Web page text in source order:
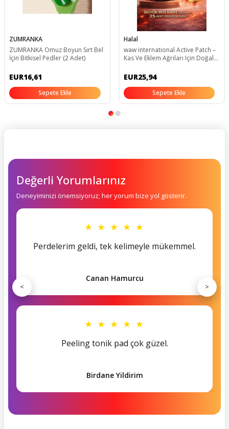
ZUMRANKA
ZUMRANKA Omuz Boyun Sırt Bel
İçin Bitkisel Pedler (2 Adet)
EUR16,61
Sepete Ekle
Halal
waw international Active Patch –
Kas Ve Eklem Ağrıları Için Doğal
Uzun Süreli Etki 25 Adet
EUR25,94
Sepete Ekle
Değerli Yorumlarınız
Deneyiminizi önemsiyoruz; her yorum bize yol gösterir.
★ ★ ★ ★ ★
Perdelerim geldi, tek kelimeyle mükemmel.
Canan Hamurcu
★ ★ ★ ★ ★
Peeling tonik pad çok güzel.
Birdane Yildirim
< >